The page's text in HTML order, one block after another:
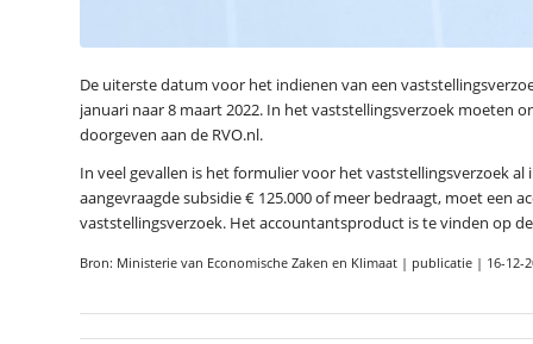
De uiterste datum voor het indienen van een
januari naar 8 maart 2022. In het vaststellingsverzoek moeten
doorgeven aan de RVO.nl.
In veel gevallen is het formulier voor het vaststellingsverzoek
aangevraagde subsidie € 125.000 of meer bedraagt, moet
vaststellingsverzoek. Het accountantsproduct is te vinden op
Bron: Ministerie van Economische Zaken en Klimaat | publicatie | 16-12-